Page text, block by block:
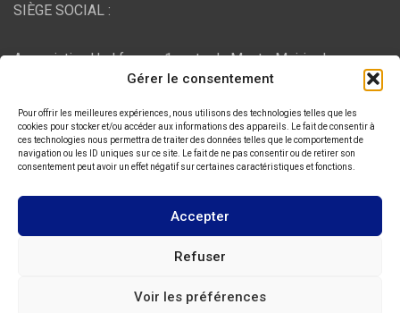
Gérer le consentement
Pour offrir les meilleures expériences, nous utilisons des technologies telles que les
cookies pour stocker et/ou accéder aux informations des appareils. Le fait de consentir à
ces technologies nous permettra de traiter des données telles que le comportement de
navigation ou les ID uniques sur ce site. Le fait de ne pas consentir ou de retirer son
consentement peut avoir un effet négatif sur certaines caractéristiques et fonctions.
Accepter
Refuser
Voir les préférences
SIÈGE SOCIAL :
Association Ural france, 1 route du Mont - Mairie de
Bujaleuf, 87460 Bujaleuf
HÉBERGEMENT :
, Chemin des Pardiaux, 63000 Clermont-Ferrand
ASSOCIATION URAL FRANCE
Fièrement propulsé par :